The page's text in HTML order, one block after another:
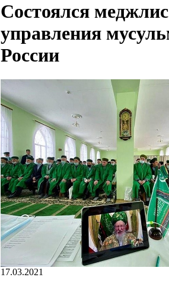
Состоялся
управления
России
17.03.2021